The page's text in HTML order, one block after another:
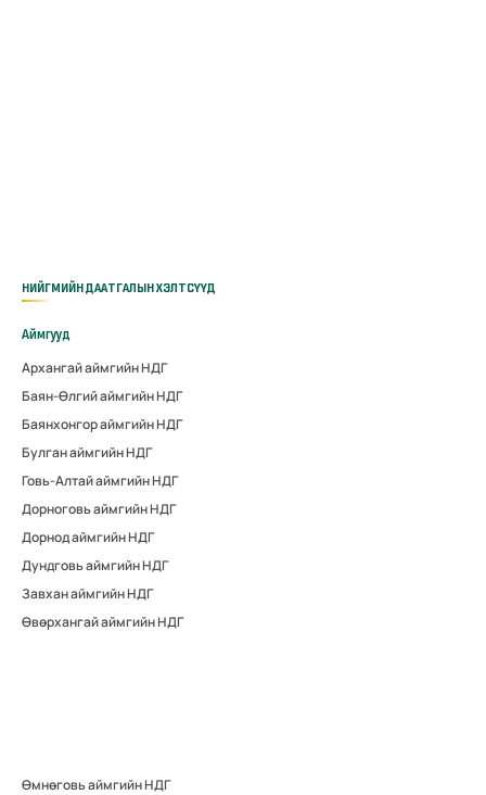
НИЙГМИЙН ДААТГАЛЫН ХЭЛТСҮҮД
Аймгууд
Архангай аймгийн НДГ
Баян-Өлгий аймгийн НДГ
Баянхонгор аймгийн НДГ
Булган аймгийн НДГ
Говь-Алтай аймгийн НДГ
Дорноговь аймгийн НДГ
Дорнод аймгийн НДГ
Дундговь аймгийн НДГ
Завхан аймгийн НДГ
Өвөрхангай аймгийн НДГ
Өмнөговь аймгийн НДГ